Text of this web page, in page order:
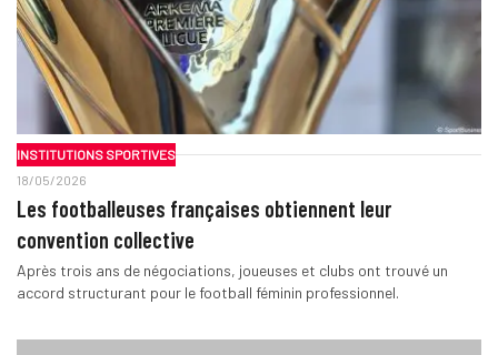
INSTITUTIONS SPORTIVES
18/05/2026
Les footballeuses françaises obtiennent leur
convention collective
Après trois ans de négociations, joueuses et clubs ont trouvé un
accord structurant pour le football féminin professionnel.